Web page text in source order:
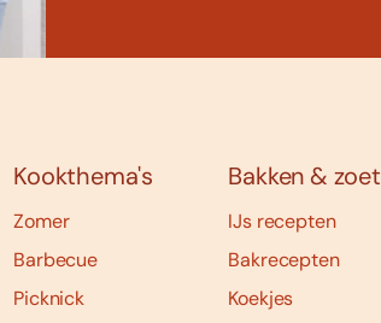
Kookthema's
Zomer
Barbecue
Picknick
Bakken & zoet
IJs recepten
Bakrecepten
Koekjes